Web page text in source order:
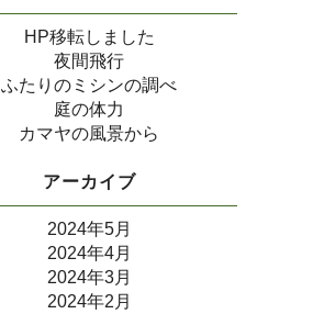
HP移転しました
夜間飛行
ふたりのミシンの調べ
庭の体力
カマヤの風景から
アーカイブ
2024年5月
2024年4月
2024年3月
2024年2月